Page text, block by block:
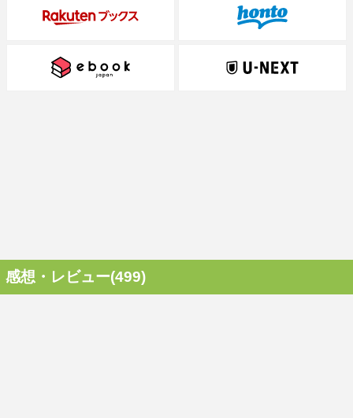
感想・レビュー(499)